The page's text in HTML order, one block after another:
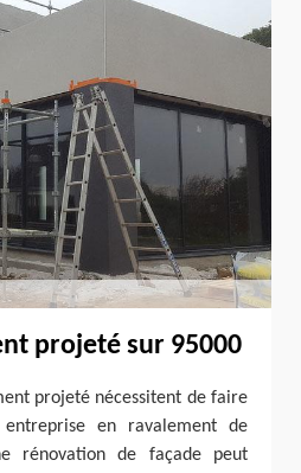
projeté sur 95000
projeté nécessitent de faire
entreprise en ravalement de
rénovation de façade peut